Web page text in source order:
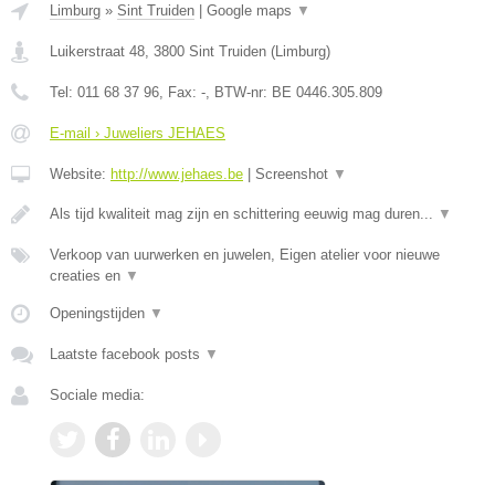
Limburg » Sint Truiden | Google maps ▼
Luikerstraat 48 3800 Sint Truiden (Limburg)
Tel: 011 68 37 96 , Fax: - , BTW-nr: BE 0446.305.809
E-mail › Juweliers JEHAES
Website: http://www.jehaes.be | Screenshot ▼
Als tijd kwaliteit mag zijn en schittering eeuwig mag duren... ▼
Verkoop van uurwerken en juwelen, Eigen atelier voor nieuwe
creaties en ▼
Openingstijden ▼
Laatste facebook posts ▼
Sociale media: